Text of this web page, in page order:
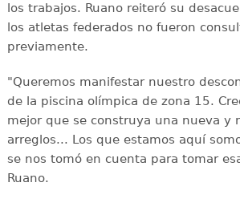
los trabajos. Ruano reiteró su
los atletas federados no fueron
previamente.
"Queremos manifestar nuestro
de la piscina olímpica de zona 15.
mejor que se construya una nueva y
arreglos... Los que estamos aquí
se nos tomó en cuenta para tomar
Ruano.